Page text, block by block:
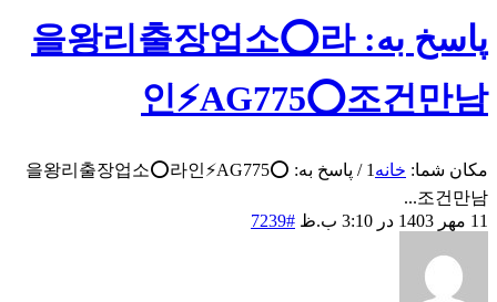
پاسخ به: 을왕리출장업소⭕라
인⚡AG775​​​​​​​⭕조건만남
مکان شما: خانه 1
/
پاسخ به: 을왕리출장업소⭕라인⚡AG775​​​​​​​⭕
조건만남...
11 مهر 1403 در 3:10 ب.ظ
#7239